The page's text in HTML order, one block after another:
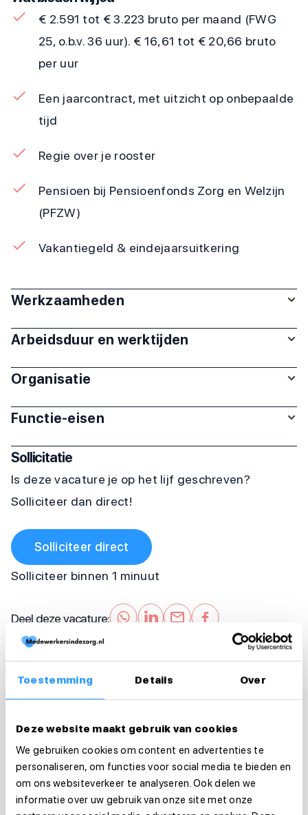
Toestemming Details Over
Deze website maakt gebruik van cookies
We gebruiken cookies om content en advertenties te
personaliseren, om functies voor social media te bieden en
om ons websiteverkeer te analyseren. Ook delen we
informatie over uw gebruik van onze site met onze
€ 2.591 tot € 3.223 bruto per maand (FWG
25, o.b.v. 36 uur). € 16,61 tot € 20,66 bruto
per uur
Een jaarcontract, met uitzicht op onbepaalde
tijd
Regie over je rooster
Pensioen bij Pensioenfonds Zorg en Welzijn
(PFZW)
Vakantiegeld & eindejaarsuitkering
Werkzaamheden
Arbeidsduur en werktijden
Organisatie
Functie-eisen
Sollicitatie
Is deze vacature je op het lijf geschreven?
Solliciteer dan direct!
Solliciteer direct
Solliciteer binnen 1 minuut
Deel deze vacature: